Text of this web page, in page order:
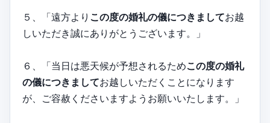
５、「遠方より この度の婚礼の儀につきましてお越
しいただき誠にありがとうございます。」
６、「当日は悪天候が予想されるためこの度の婚礼
の儀につきましてお越しいただくことになります
が、ご容赦くださいますようお願いいたします。」